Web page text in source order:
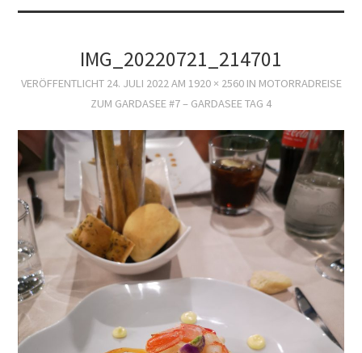
IMPRESSUMIMG_20220721_214701
VERÖFFENTLICHT 24. JULI 2022AM 1920 × 2560IN MOTORRADREISE
ZUM GARDASEE #7 – GARDASEE TAG 4